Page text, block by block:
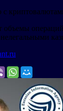
с
объемы